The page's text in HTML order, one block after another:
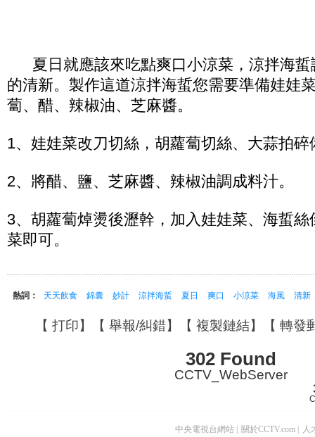
夏日就應該來吃點爽口小涼菜，涼拌海蜇
的清新。製作這道涼拌海蜇您需要準備娃娃
蔔、醋、辣椒油、芝麻醬。
1、娃娃菜改刀切絲，胡蘿蔔切絲、大蒜拍碎
2、將醋、鹽、芝麻醬、辣椒油調成料汁。
3、胡蘿蔔焯燙後瀝幹，加入娃娃菜、海蜇
菜即可。
熱詞： 天天飲食 錦囊 妙計 涼拌海蜇 夏日 爽口 小涼菜 海風 清新
【 打印】【 舉報/糾錯】【 複製鏈結】【 轉發
302 Found
CCTV_WebServer
中央電視台網站 關於CCTV.com 人